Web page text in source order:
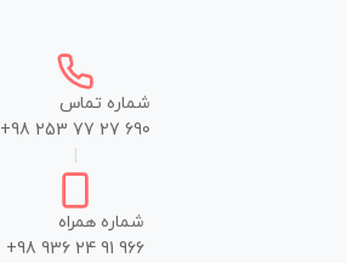
شماره تماس
+98 253 77 27 690
شماره همراه
+98 936 24 91 966